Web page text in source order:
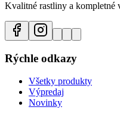
Kvalitné rastliny a kompletné
Rýchle odkazy
Všetky produkty
Výpredaj
Novinky